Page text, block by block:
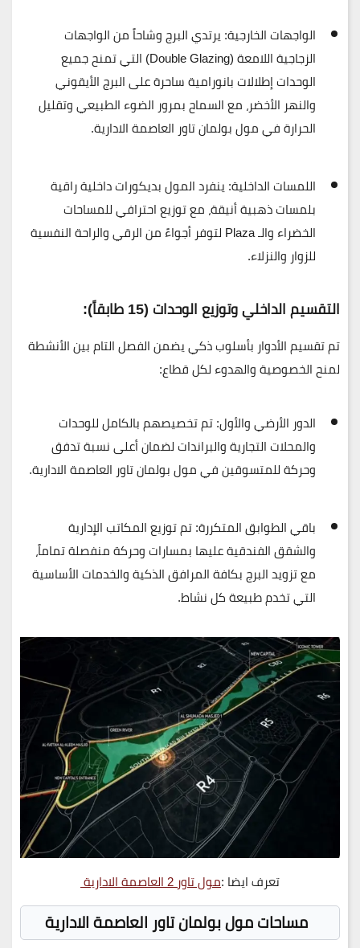
الواجهات الخارجية:يرتدي البرج وشاحاً من الواجهات
الزجاجية اللامعة (Double Glazing) التي تمنح جميع
الوحدات إطلالات بانورامية ساحرة على البرج الأيقوني
والنهر الأخضر، مع السماح بمرور الضوء الطبيعي وتقليل
الحرارة في مول بولمان تاور العاصمة الادارية.
اللمسات الداخلية:ينفرد المول بديكورات داخلية راقية
بلمسات ذهبية أنيقة، مع توزيع احترافي للمساحات
الخضراء والـ Plaza لتوفر أجواءً من الرقي والراحة النفسية
للزوار والنزلاء.
التقسيم الداخلي وتوزيع الوحدات (15 طابقاً):
تم تقسيم الأدوار بأسلوب ذكي يضمن الفصل التام بين الأنشطة
لمنح الخصوصية والهدوء لكل قطاع:
الدور الأرضي والأول:تم تخصيصهم بالكاملللوحدات
والمحلات التجاريةوالبراندات لضمان أعلى نسبة تدفق
وحركة للمتسوقين في مول بولمان تاور العاصمة الادارية.
باقي الطوابق المتكررة:تم توزيعالمكاتب الإدارية
والشقق الفندقيةعليها بمسارات وحركة منفصلة تماماً،
مع تزويد البرج بكافة المرافق الذكية والخدمات الأساسية
التي تخدم طبيعة كل نشاط.
تعرف ايضا :مول تاور 2 العاصمة الادارية
مساحات مول بولمان تاور العاصمة الادارية